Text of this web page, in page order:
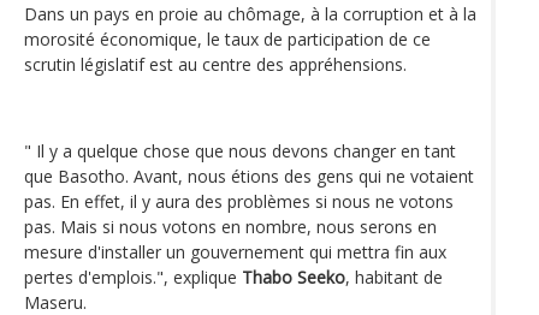
Dans un pays en proie au chômage, à la corruption et à la
morosité économique, le taux de participation de ce
scrutin législatif est au centre des appréhensions.
" Il y a quelque chose que nous devons changer en tant
que Basotho. Avant, nous étions des gens qui ne votaient
pas. En effet, il y aura des problèmes si nous ne votons
pas. Mais si nous votons en nombre, nous serons en
mesure d'installer un gouvernement qui mettra fin aux
pertes d'emplois.", explique Thabo Seeko, habitant de
Maseru.